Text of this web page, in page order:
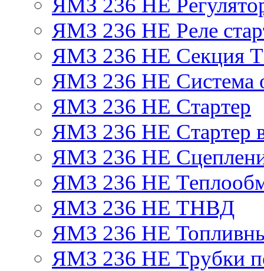
ЯМЗ 236 НЕ
ЯМЗ 236 НЕ Реле
ЯМЗ 236 НЕ Секция
ЯМЗ 236 НЕ Система
ЯМЗ 236 НЕ Стартер
ЯМЗ 236 НЕ Стартер
ЯМЗ 236 НЕ
ЯМЗ 236 НЕ
ЯМЗ 236 НЕ ТНВД
ЯМЗ 236 НЕ
ЯМЗ 236 НЕ Трубки